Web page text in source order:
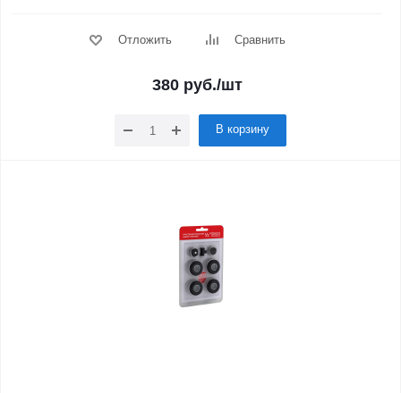
Отложить Сравнить
380 руб./шт
В корзину